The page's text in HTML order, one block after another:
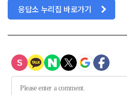
응답소 누리집 바로가기